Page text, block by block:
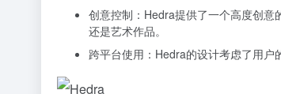
创意控制：Hedra提供了一个高度创
还是艺术作品。
跨平台使用：Hedra的设计考虑了用户